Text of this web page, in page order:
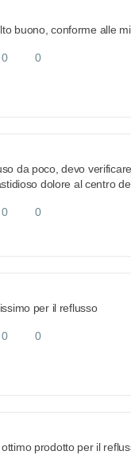
buono, conforme alle
0 0
da poco, devo
dolore al centro
0 0
per il reflusso
0 0
ottimo prodotto per il